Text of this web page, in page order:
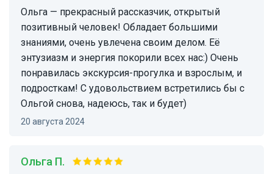
Ольга — прекрасный рассказчик, открытый
позитивный человек! Обладает большими
знаниями, очень увлечена своим делом. Её
энтузиазм и энергия покорили всех нас:) Очень
понравилась экскурсия-прогулка и взрослым, и
подросткам! С удовольствием встретились бы с
Ольгой снова, надеюсь, так и будет)
20 августа 2024
Ольга П.